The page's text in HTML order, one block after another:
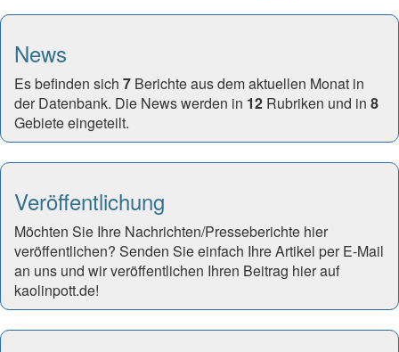
News
Es befinden sich 7 Berichte aus dem aktuellen Monat in
der Datenbank. Die News werden in 12 Rubriken und in 8
Gebiete eingeteilt.
Veröffentlichung
Möchten Sie Ihre Nachrichten/Presseberichte hier
veröffentlichen? Senden Sie einfach Ihre Artikel per E-Mail
an uns und wir veröffentlichen Ihren Beitrag hier auf
kaolinpott.de!